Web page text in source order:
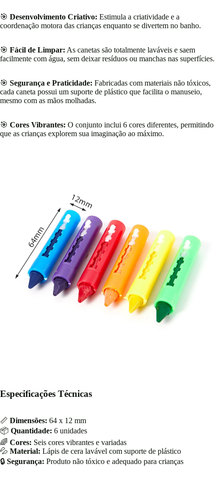
🎯 Desenvolvimento Criativo: Estimula a criatividade e a
coordenação motora das crianças enquanto se divertem no banho.
🎯 Fácil de Limpar: As canetas são totalmente laváveis e saem
facilmente com água, sem deixar resíduos ou manchas nas superfícies.
🎯 Segurança e Praticidade: Fabricadas com materiais não tóxicos,
cada caneta possui um suporte de plástico que facilita o manuseio,
mesmo com as mãos molhadas.
🎯 Cores Vibrantes: O conjunto inclui 6 cores diferentes, permitindo
que as crianças explorem sua imaginação ao máximo.
Especificações Técnicas
📏 Dimensões: 64 x 12 mm
📦 Quantidade: 6 unidades
🌈 Cores: Seis cores vibrantes e variadas
💦 Material: Lápis de cera lavável com suporte de plástico
🔒 Segurança: Produto não tóxico e adequado para crianças